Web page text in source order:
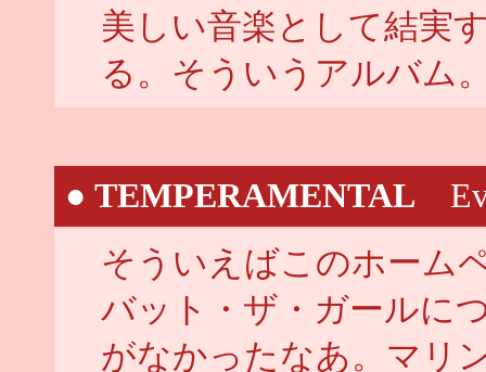
美しい音楽として結実
る。そういうアルバム
● TEMPERAMENTAL
そういえばこのホーム
バット・ザ・ガールに
がなかったなあ。マリ